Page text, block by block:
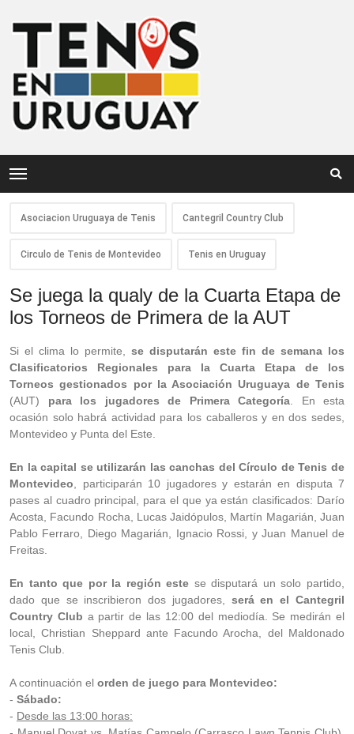
Asociacion Uruguaya de Tenis Cantegril Country Club
Circulo de Tenis de Montevideo Tenis en Uruguay
Se juega la qualy de la Cuarta Etapa de
los Torneos de Primera de la AUT
Si el clima lo permite, se disputarán este fin de semana los
Clasificatorios Regionales para la Cuarta Etapa de los
Torneos gestionados por la Asociación Uruguaya de Tenis
(AUT) para los jugadores de Primera Categoría . En esta
ocasión solo habrá actividad para los caballeros y en dos sedes,
Montevideo y Punta del Este.
En la capital se utilizarán las canchas del Círculo de Tenis de
Montevideo , participarán 10 jugadores y estarán en disputa 7
pases al cuadro principal, para el que ya están clasificados: Darío
Acosta, Facundo Rocha, Lucas Jaidópulos, Martín Magarián, Juan
Pablo Ferraro, Diego Magarián, Ignacio Rossi, y Juan Manuel de
Freitas.
En tanto que por la región este se disputará un solo partido,
dado que se inscribieron dos jugadores, será en el Cantegril
Country Club a partir de las 12:00 del mediodía. Se medirán el
local, Christian Sheppard ante Facundo Arocha, del Maldonado
Tenis Club.
A continuación el orden de juego para Montevideo:
- Sábado:
- Desde las 13:00 horas: